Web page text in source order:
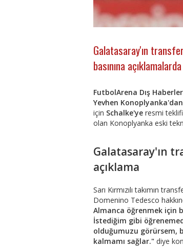
Galatasaray'ın
basınına
FutbolArena Dış Haberler
Yevhen Konoplyanka'dan
için Schalke'ye resmi
olan Konoplyanka eski
Galatasaray'ın
açıklama
Sarı Kırmızılı takımın
Domenino Tedesco
Almanca öğrenmek için
İstediğim gibi
olduğumuzu görürsem,
kalmamı sağlar." diye